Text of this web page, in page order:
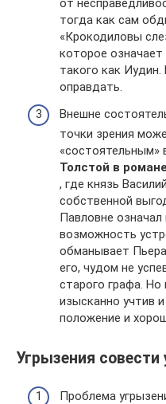
от
тогда как сам
«Крокодиловы
которое означает
такого как Иудин.
оправдать.
Внешне
точки зрения
«состоятельным»
Толстой в
, где князь
собственной
Павловне означал
возможность
обманывает
его, чудом не
старого графа. Но
изысканно учтив
положение и
Угрызения
Проблема